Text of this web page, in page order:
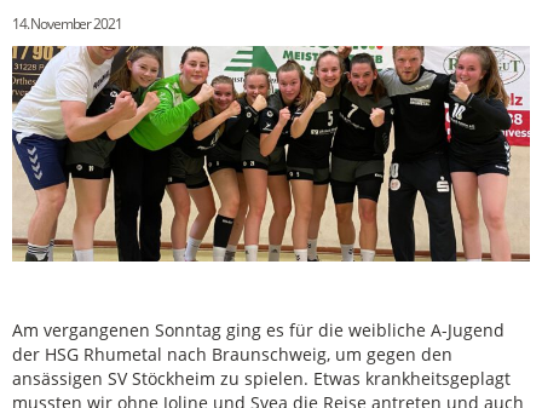
14. November 2021
Am vergangenen Sonntag ging es für die weibliche A-Jugend
der HSG Rhumetal nach Braunschweig, um gegen den
ansässigen SV Stöckheim zu spielen. Etwas krankheitsgeplagt
mussten wir ohne Joline und Svea die Reise antreten und auch